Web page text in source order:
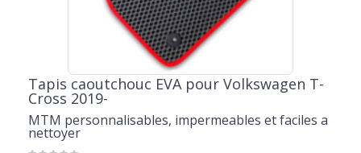
Tapis caoutchouc EVA pour Volkswagen T-
Cross 2019-
MTM personnalisables, impermeables et faciles a
nettoyer